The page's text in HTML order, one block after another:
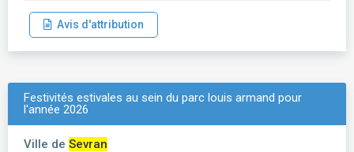
Avis d'attribution
Festivités estivales au sein du parc louis armand pour
l'année 2026
Ville de Sevran